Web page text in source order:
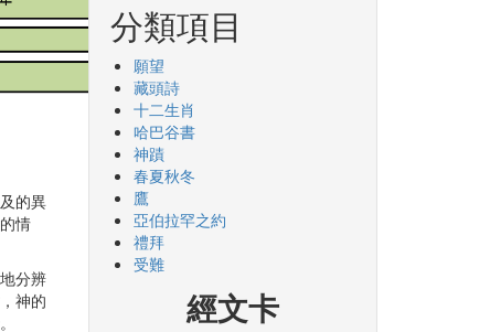
的異
情
分辨
神的
分類項目
願望
藏頭詩
十二生肖
哈巴谷書
神蹟
春夏秋冬
鷹
亞伯拉罕之約
禮拜
受難
經文卡